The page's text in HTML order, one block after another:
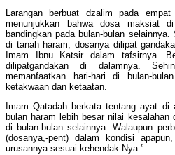
Larangan berbuat dzalim pada
menunjukkan bahwa dosa maksiat
bandingkan pada bulan-bulan
di tanah haram, dosanya dilipat
Imam Ibnu Katsir dalam tafsirnya.
dilipatgandakan di dalamnya.
memanfaatkan hari-hari di bulan-
ketakwaan dan ketaatan.
Imam Qatadah berkata tentang ayat di
bulan haram lebih besar nilai kesalahan
di bulan-bulan selainnya. Walaupun
(dosanya,-pent) dalam kondisi
urusannya sesuai kehendak-Nya.”